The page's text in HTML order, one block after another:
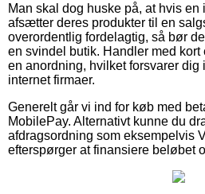
Man skal dog huske på, at hvis en
afsætter deres produkter til en
overordentlig fordelagtig, så bør
en svindel butik. Handler med kort
en anordning, hvilket forsvarer dig
internet firmaer.
Generelt går vi ind for køb med
MobilePay. Alternativt kunne du
afdragsordning som eksempelvis
efterspørger at finansiere beløbet